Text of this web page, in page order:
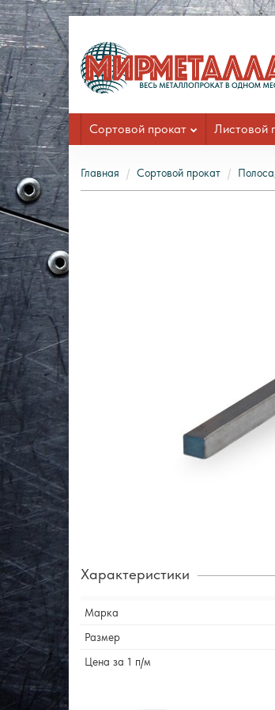
Сортовой прокат Листовой
Главная Сортовой прокат
Характеристики
Марка
Размер
Цена за 1 п/м